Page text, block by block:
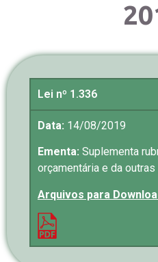
Lei nº 1.336
Data: 14/08/2019
Ementa: Suplementa
orçamentária e da
Arquivos para